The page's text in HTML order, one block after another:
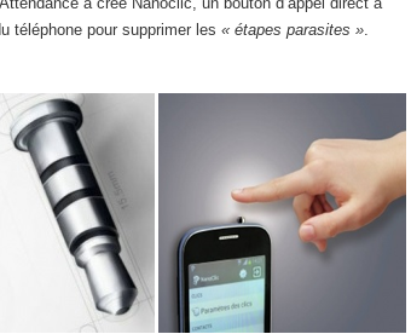
téléphone pour supprimer les « étapes parasites ».